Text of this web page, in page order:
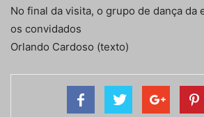
No final da visita, o grupo de dança da
os convidados
Orlando Cardoso (texto)